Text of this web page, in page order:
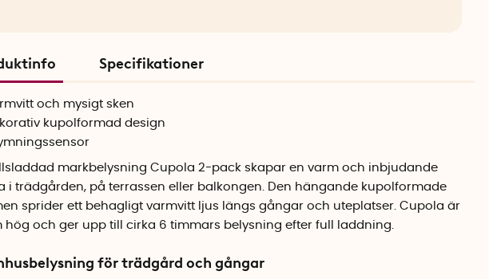
Specifikationer
och mysigt sken
kupolformad design
markbelysning Cupola 2-pack skapar en varm och inbjudande
i trädgården, på terrassen eller balkongen. Den hängande kupolformade
sprider ett behagligt varmvitt ljus längs gångar och uteplatser. Cupola är
hög och ger upp till cirka 6 timmars belysning efter full laddning.
för trädgård och gångar